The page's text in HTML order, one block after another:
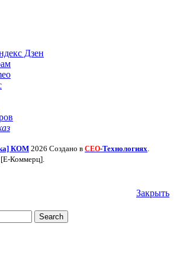
Дзен
КОМ 2026 Создано в СЕО-Технологиях
Коммерц].
Закрыть
Search